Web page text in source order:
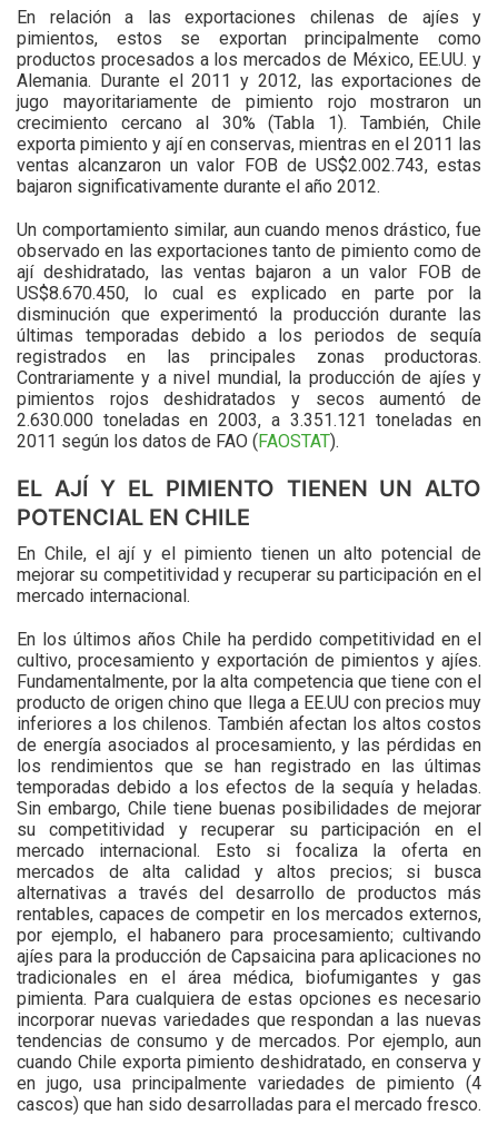
En relación a las exportaciones chilenas de ajíes y
pimientos, estos se exportan principalmente como
productos procesados a los mercados de México, EE.UU. y
Alemania. Durante el 2011 y 2012, las exportaciones de
jugo mayoritariamente de pimiento rojo mostraron un
crecimiento cercano al 30% (Tabla 1). También, Chile
exporta pimiento y ají en conservas, mientras en el 2011 las
ventas alcanzaron un valor FOB de US$2.002.743, estas
bajaron significativamente durante el año 2012.
Un comportamiento similar, aun cuando menos drástico, fue
observado en las exportaciones tanto de pimiento como de
ají deshidratado, las ventas bajaron a un valor FOB de
US$8.670.450, lo cual es explicado en parte por la
disminución que experimentó la producción durante las
últimas temporadas debido a los periodos de sequía
registrados en las principales zonas productoras.
Contrariamente y a nivel mundial, la producción de ajíes y
pimientos rojos deshidratados y secos aumentó de
2.630.000 toneladas en 2003, a 3.351.121 toneladas en
2011 según los datos de FAO (FAOSTAT).
EL AJÍ Y EL PIMIENTO TIENEN UN ALTO
POTENCIAL EN CHILE
En Chile, el ají y el pimiento tienen un alto potencial de
mejorar su competitividad y recuperar su participación en el
mercado internacional.
En los últimos años Chile ha perdido competitividad en el
cultivo, procesamiento y exportación de pimientos y ajíes.
Fundamentalmente, por la alta competencia que tiene con el
producto de origen chino que llega a EE.UU con precios muy
inferiores a los chilenos. También afectan los altos costos
de energía asociados al procesamiento, y las pérdidas en
los rendimientos que se han registrado en las últimas
temporadas debido a los efectos de la sequía y heladas.
Sin embargo, Chile tiene buenas posibilidades de mejorar
su competitividad y recuperar su participación en el
mercado internacional. Esto si focaliza la oferta en
mercados de alta calidad y altos precios; si busca
alternativas a través del desarrollo de productos más
rentables, capaces de competir en los mercados externos,
por ejemplo, el habanero para procesamiento; cultivando
ajíes para la producción de Capsaicina para aplicaciones no
tradicionales en el área médica, biofumigantes y gas
pimienta. Para cualquiera de estas opciones es necesario
incorporar nuevas variedades que respondan a las nuevas
tendencias de consumo y de mercados. Por ejemplo, aun
cuando Chile exporta pimiento deshidratado, en conserva y
en jugo, usa principalmente variedades de pimiento (4
cascos) que han sido desarrolladas para el mercado fresco.